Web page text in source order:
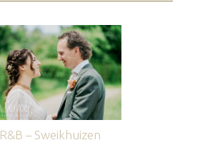
R&B – Sweikhuizen